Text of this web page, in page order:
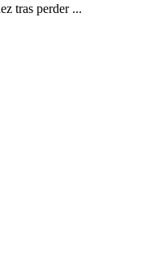
tras perder ...